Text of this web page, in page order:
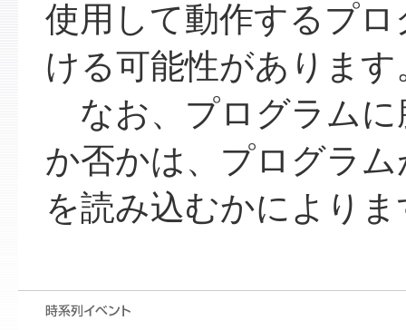
使用して動作するプ
ける可能性があります
なお、プログラムに
か否かは、プログラ
を読み込むかによりま